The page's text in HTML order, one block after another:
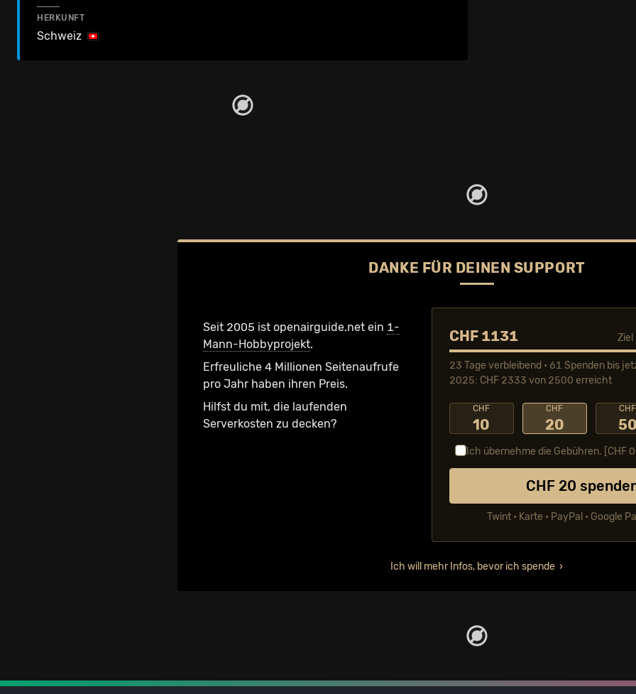
HERKUNFT
Schweiz
DANKE FÜR DEINEN SUPPORT
Seit 2005 ist openairguide.net ein 1-
Mann-Hobbyprojekt.
Erfreuliche 4 Millionen Seiten­aufrufe
pro Jahr haben ihren Preis.
Hilfst du mit, die laufenden
Serverkosten zu decken?
CHF 1131
23 Tage verbleibend • 61 Spenden bis
2025: CHF 2333 von 2500 erreicht
CHF
10
CHF
20
CHF
50
Ich übernehme die Gebühren. [CHF
CHF 20
Twint • Karte • PayPal • Google
Ich will mehr Infos, bevor ich spende